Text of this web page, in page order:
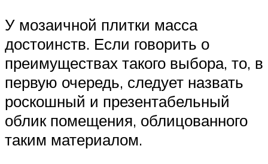
У мозаичной плитки масса
достоинств. Если говорить о
преимуществах такого выбора, то, в
первую очередь, следует назвать
роскошный и презентабельный
облик помещения, облицованного
таким материалом.